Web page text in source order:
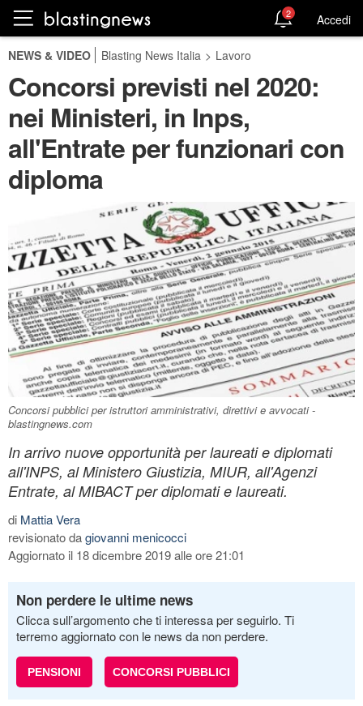
2 Accedi
NEWS & VIDEO Blasting News Italia > Lavoro
Concorsi previsti nel 2020:
nei Ministeri, in Inps,
all'Entrate per funzionari con
diploma
Concorsi pubblici per istruttori amministrativi, direttivi e avvocati -
blastingnews.com
In arrivo nuove opportunità per laureati e diplomati
all'INPS, al Ministero Giustizia, MIUR, all'Agenzi
Entrate, al MIBACT per diplomati e laureati.
di Mattia Vera
revisionato dagiovanni menicocci
Aggiornato il 18 dicembre 2019 alle ore 21:01
Non perdere le ultime news
Clicca sull’argomento che ti interessa per seguirlo. Ti
terremo aggiornato con le news da non perdere.
PENSIONI CONCORSI PUBBLICI